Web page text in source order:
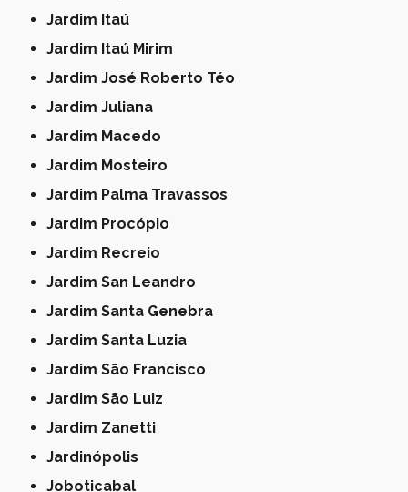
Jardim Itaú
Jardim Itaú Mirim
Jardim José Roberto Téo
Jardim Juliana
Jardim Macedo
Jardim Mosteiro
Jardim Palma Travassos
Jardim Procópio
Jardim Recreio
Jardim San Leandro
Jardim Santa Genebra
Jardim Santa Luzia
Jardim São Francisco
Jardim São Luiz
Jardim Zanetti
Jardinópolis
Joboticabal